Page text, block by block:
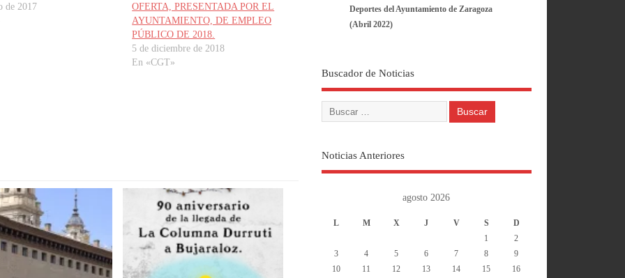
de 2017
OFERTA, PRESENTADA POR EL
AYUNTAMIENTO, DE EMPLEO
PÚBLICO DE 2018.
5 de diciembre de 2018
En «CGT»
Deportes del Ayuntamiento de Zaragoza
(Abril 2022)
Buscador de Noticias
Noticias Anteriores
agosto 2026
L M X J V S
D
1
2
3
4 5 6 7 8
9
10
11 12 13 14 15
16